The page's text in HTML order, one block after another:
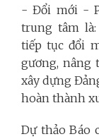
- Đổi mới -
trung tâm
tiếp tục đổi
gương, nâng
xây dựng
hoàn thành
Dự thảo Báo